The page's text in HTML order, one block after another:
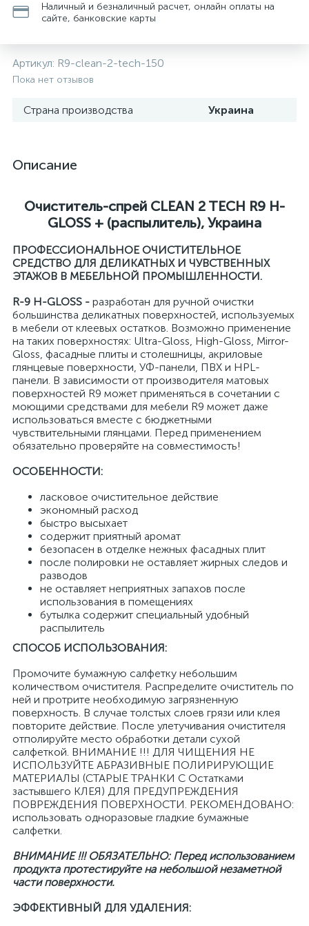
Наличный и безналичный расчет, онлайн оплаты на
сайте, банковские карты
Артикул: R9-clean-2-tech-150
Пока нет отзывов
Страна производства Украина
Описание
Очиститель-спрей CLEAN 2 TECH R9 H-
GLOSS + (распылитель), Украина
ПРОФЕССИОНАЛЬНОЕ ОЧИСТИТЕЛЬНОЕ
СРЕДСТВО ДЛЯ ДЕЛИКАТНЫХ И ЧУВСТВЕННЫХ
ЭТАЖОВ В МЕБЕЛЬНОЙ ПРОМЫШЛЕННОСТИ.
R-9 H-GLOSS - разработан для ручной очистки
большинства деликатных поверхностей, используемых
в мебели от клеевых остатков. Возможно применение
на таких поверхностях: Ultra-Gloss, High-Gloss, Mirror-
Gloss, фасадные плиты и столешницы, акриловые
глянцевые поверхности, УФ-панели, ПВХ и HPL-
панели. В зависимости от производителя матовых
поверхностей R9 может применяться в сочетании с
моющими средствами для мебели R9 может даже
использоваться вместе с бюджетными
чувствительными глянцами. Перед применением
обязательно проверяйте на совместимость!
ОСОБЕННОСТИ:
ласковое очистительное действие
экономный расход
быстро высыхает
содержит приятный аромат
безопасен в отделке нежных фасадных плит
после полировки не оставляет жирных следов и
разводов
не оставляет неприятных запахов после
использования в помещениях
бутылка содержит специальный удобный
распылитель
СПОСОБ ИСПОЛЬЗОВАНИЯ:
Промочите бумажную салфетку небольшим
количеством очистителя. Распределите очиститель по
ней и протрите необходимую загрязненную
поверхность. В случае толстых слоев грязи или клея
повторите действие. После улетучивания очистителя
отполируйте место обработки детали сухой
салфеткой. ВНИМАНИЕ !!! ДЛЯ ЧИЩЕНИЯ НЕ
ИСПОЛЬЗУЙТЕ АБРАЗИВНЫЕ ПОЛИРИРУЮЩИЕ
МАТЕРИАЛЫ (СТАРЫЕ ТРАНКИ С Остатками
застывшего КЛЕЯ) ДЛЯ ПРЕДУПРЕЖДЕНИЯ
ПОВРЕЖДЕНИЯ ПОВЕРХНОСТИ. РЕКОМЕНДОВАНО:
использовать одноразовые гладкие бумажные
салфетки.
ВНИМАНИЕ !!! ОБЯЗАТЕЛЬНО: Перед использованием
продукта протестируйте на небольшой незаметной
части поверхности.
ЭФФЕКТИВНЫЙ ДЛЯ УДАЛЕНИЯ: